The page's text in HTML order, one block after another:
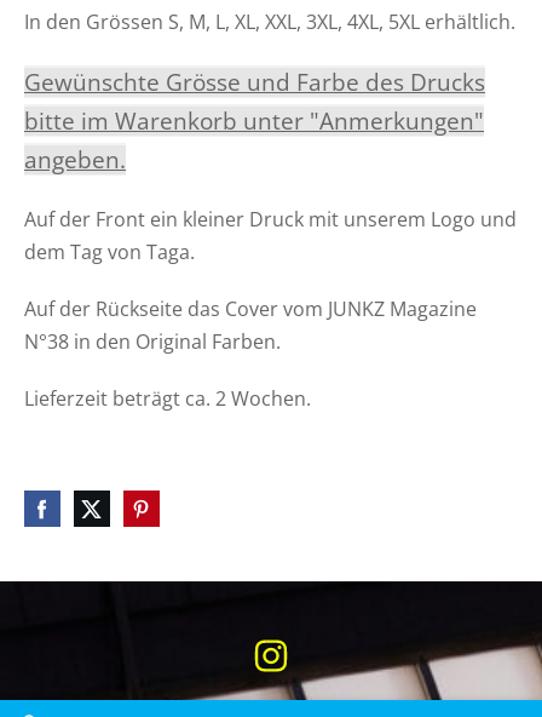
In den Grössen S, M, L, XL, XXL, 3XL, 4XL, 5XL erhältlich.
Gewünschte Grösse und Farbe des Drucks
bitte im Warenkorb unter "Anmerkungen"
angeben.
Auf der Front ein kleiner Druck mit unserem Logo und
dem Tag von Taga.
Auf der Rückseite das Cover vom JUNKZ Magazine
N°38 in den Original Farben.
Lieferzeit beträgt ca. 2 Wochen.